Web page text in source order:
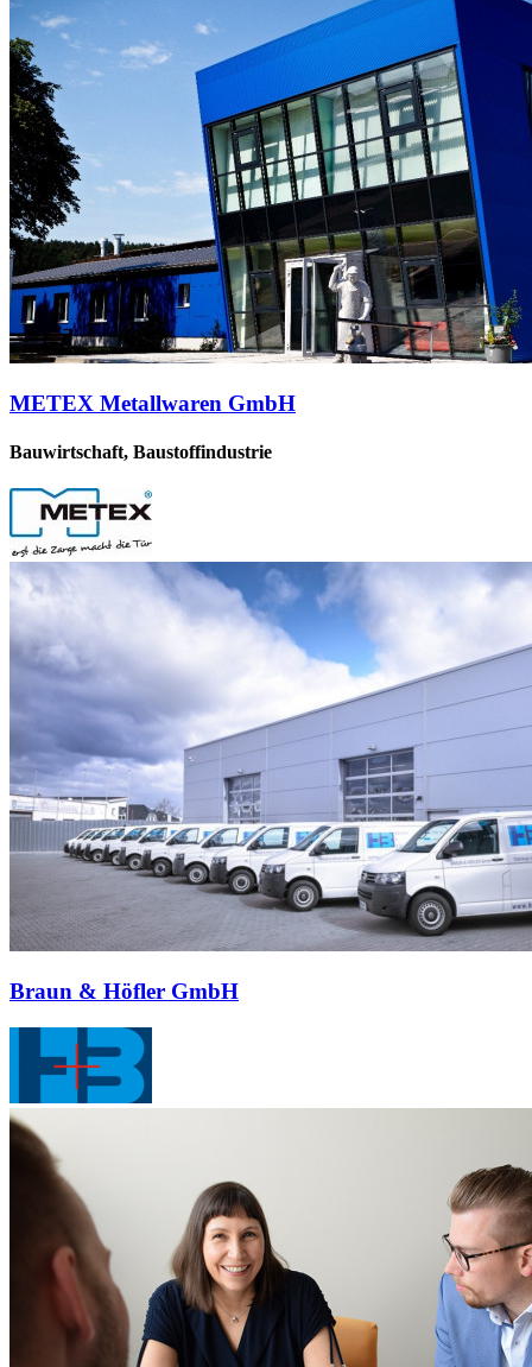
METEX Metallwaren GmbH
Bauwirtschaft, Baustoffindustrie
Braun & Höfler GmbH